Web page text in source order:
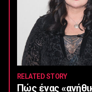
RELATED STORY
Πώς ένας